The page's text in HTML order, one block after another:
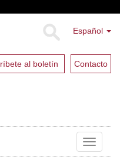
Español
al boletín Contacto
Toggle